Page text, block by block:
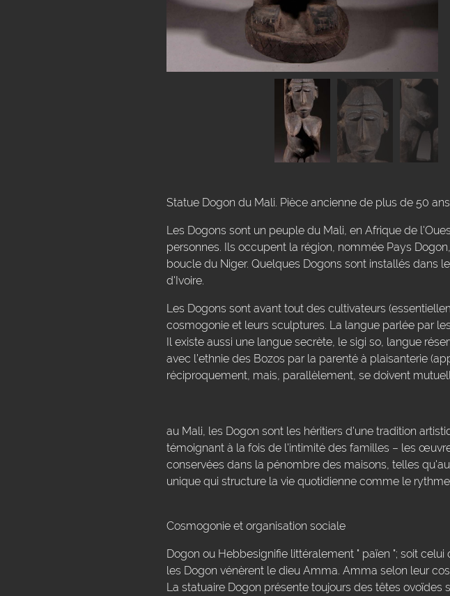
Statue Dogon du Mali. Pièce ancienne de plus de 50
Les Dogons sont un peuple du Mali, en Afrique de
personnes. Ils occupent la région, nommée Pays
boucle du Niger. Quelques Dogons sont installés dans
d'Ivoire.
Les Dogons sont avant tout des cultivateurs
cosmogonie et leurs sculptures. La langue parlée par
Il existe aussi une langue secrète, le sigi so, langue
avec l’ethnie des Bozos par la parenté à plaisanterie
réciproquement, mais, parallèlement, se doivent
au Mali, les Dogon sont les héritiers d'une tradition
témoignant à la fois de l'intimité des familles – les
conservées dans la pénombre des maisons, telles
unique qui structure la vie quotidienne comme le
Cosmogonie et organisation sociale
Dogon ou Hebbesignifie littéralement " païen "; soit
les Dogon vénèrent le dieu Amma. Amma selon leur
La statuaire Dogon présente toujours des têtes ovoïdes